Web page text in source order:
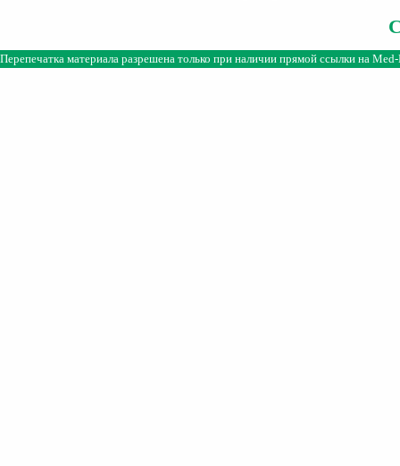
Перепечатка материала разрешена только при наличии прямой ссылки на